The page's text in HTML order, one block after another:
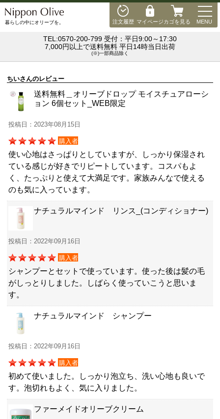
注文履歴 マイページカゴを見る MENU
暮らしの中にオリーブを。
TEL:0570-200-799 受付：平日9:00～17:30
7,000円以上で送料無料 平日14時当日出荷
(※)一部商品除く
ちいさんのレビュー
送料無料＿オリーブドロップ モイスチュアローシ
ョン 6個セット_WEB限定
投稿日：2023年08月15日
購入者
使い心地はさっぱりとしていますが、しっかり保湿され
ている感じが好きでリピートしています。コスパもよ
く、たっぷりと使えて大満足です。家族みんなで使える
のも気に入っています。
ナチュラルマインド リンス_(コンディショナー)
投稿日：2022年09月16日
購入者
シャンプーとセットで使っています。使った後は髪の毛
がしっとりしました。しばらく使っていこうと思いま
す。
ナチュラルマインド シャンプー
投稿日：2022年09月16日
購入者
初めて使いました。しっかり泡立ち、洗い心地も良いで
す。泡切れもよく、気に入りました。
ファーメイドオリーブクリーム